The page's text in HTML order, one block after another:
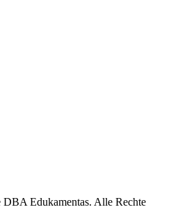
Edukamentas. Alle Rechte